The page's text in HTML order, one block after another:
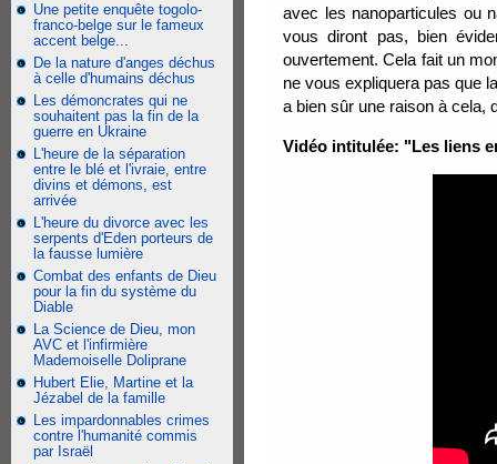
Une petite enquête togolo-
franco-belge sur le fameux
accent belge...
De la nature d'anges déchus
à celle d'humains déchus
Les démoncrates qui ne
souhaitent pas la fin de la
guerre en Ukraine
L'heure de la séparation
entre le blé et l'ivraie, entre
divins et démons, est
arrivée
L'heure du divorce avec les
serpents d'Eden porteurs de
la fausse lumière
Combat des enfants de Dieu
pour la fin du système du
Diable
La Science de Dieu, mon
AVC et l'infirmière
Mademoiselle Doliprane
Hubert Elie, Martine et la
Jézabel de la famille
Les impardonnables crimes
contre l'humanité commis
par Israël
avec les nanoparticules ou
vous diront pas, bien
ouvertement. Cela fait un
ne vous expliquera pas que
a bien sûr une raison à cela,
Vidéo intitulée: "Les liens